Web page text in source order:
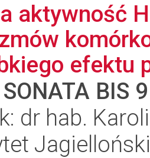
aktywność
efektu
SONATA BIS 9
dr hab.